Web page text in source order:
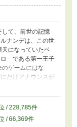
て、前世の記憶
ナンデは、この世
になっていたベ
ロ―である第一王子
ゲームにはな
だけアナウンスが
終了しました。
』 そのアナウン
覚ました時、ベ
ラウルとのハッ
もつかの間。 あ
/ 228,785件
/ 66,369件